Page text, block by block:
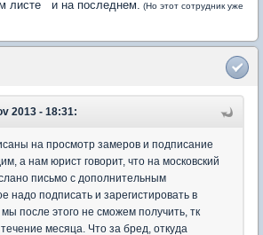
листе и на последнем. (Но этот сотрудник уже
2013 - 18:31:
на просмотр замеров и подписание
а нам юрист говорит, что на московский
письмо с дополнительным
надо подписать и зарегистировать в
после этого не сможем получить, тк
месяца. Что за бред, откуда